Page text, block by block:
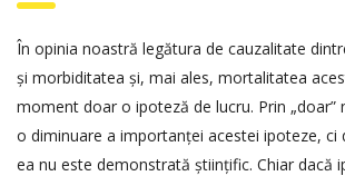
În opinia noastră legătura de cauzalitate
și morbiditatea și, mai ales, mortalitatea
moment doar o ipoteză de lucru. Prin „doar”
o diminuare a importanței acestei ipoteze, ci
ea nu este demonstrată științific. Chiar dacă